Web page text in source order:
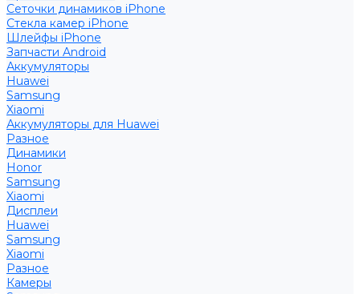
Сеточки динамиков iPhone
Стекла камер iPhone
Шлейфы iPhone
Запчасти Android
Аккумуляторы
Huawei
Samsung
Xiaomi
Аккумуляторы для Huawei
Разное
Динамики
Honor
Samsung
Xiaomi
Дисплеи
Huawei
Samsung
Xiaomi
Разное
Камеры